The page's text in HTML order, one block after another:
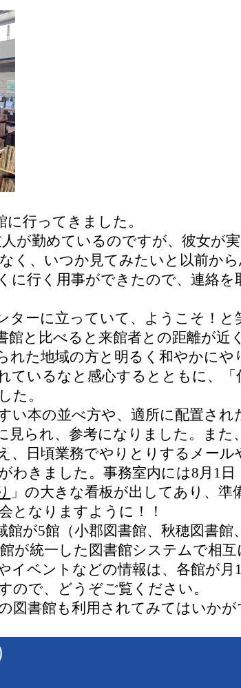
行ってきました。
が勤めているのですが、彼女が
く、いつか見てみたいと以前か
に行く用事ができたので、連絡を
ターに立っていて、ようこそ！と
館と比べると来館者との距離が近
れた地域の方と明るく和やかにや
ているなと感心するとともに、「
た。
い本の並べ方や、適所に配置され
見られ、参考になりました。また
、日頃業務でやりとりするメール
わきました。事務室内には8月1日
」の大きな看板が出してあり、準
となりますように！！
が5館（小郡図書館、秋穂図書館
が統一した図書館システムで相互
イベントなどの情報は、各館が月
ので、どうぞご覧ください。
図書館も利用されてみてはいかが